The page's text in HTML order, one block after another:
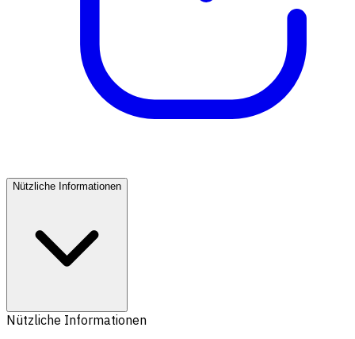
Nützliche Informationen
Nützliche Informationen